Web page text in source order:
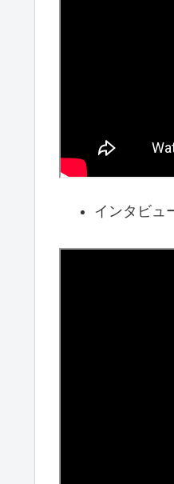
インタビュ